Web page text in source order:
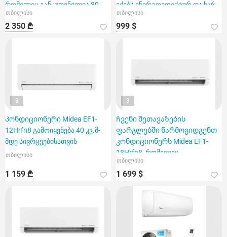
რომელიც განკუთვნილია 80
კვადრატული მ
თბილისი
2 350 ₾
ეძებს ენერგოეფექტურ და ხარი
თბილისი
999 $
3
Კონდიციონერი Midea EF1-
12Hrfn8 გამოიყენება 40 კვ.მ-
მდე სივრცეებისათვის
თბილისი
1 159 ₾
3
Ჩვენი შეთავაზების
ფარგლებში წარმოგიდგენთ
კონდიციონერს Midea EF1-
18Hrfn8, რომელიც
განკუთვნილია 60 კვ.
თბილისი
1 699 $